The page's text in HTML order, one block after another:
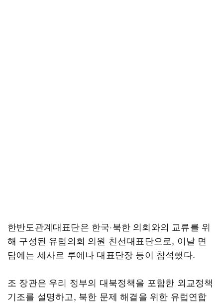
한반도관계대표단은 한국·북한 의회와의 교류를 위
해 구성된 유럽의회 의원 친선대표단으로, 이날 면
담에는 세사르 루에나 대표단장 등이 참석했다.
조 장관은 우리 정부의 대북정책을 포함한 외교정책
기조를 설명하고, 북한 문제 해결을 위한 유럽연합